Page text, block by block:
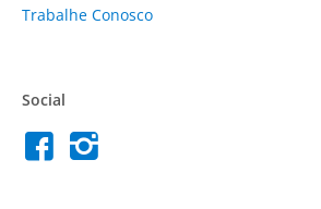
Trabalhe Conosco
Social